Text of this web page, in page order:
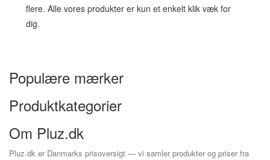
flere. Alle vores produkter er kun et enkelt klik væk for
dig.
Populære mærker
Produktkategorier
Om Pluz.dk
Pluz.dk er Danmarks prisoversigt — vi samler produkter og priser fra